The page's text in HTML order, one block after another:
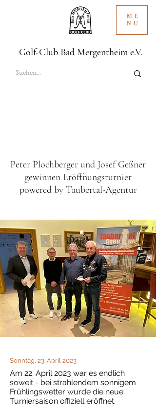
ME
NU
Golf-Club Bad Mergentheim e.V.
Peter Plochberger und Josef Geßner
gewinnen Eröffnungsturnier
powered by Taubertal-Agentur
Sonntag, 23. April 2023
Am 22. April 2023 war es endlich
soweit - bei strahlendem sonnigem
Frühlingswetter wurde die neue
Turniersaison offiziell eröffnet.